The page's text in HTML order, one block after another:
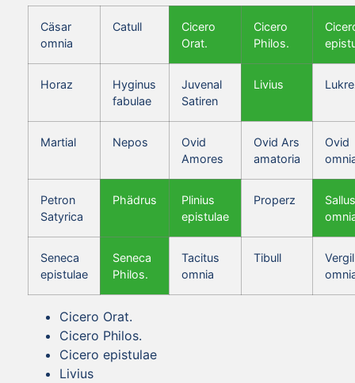
Cäsar
omnia
Catull
Cicero
Orat.
Cicero
Philos.
Horaz
Hyginus
fabulae
Juvenal
Satiren
Livius
Martial Nepos
Ovid
Amores
Ovid Ars
amatoria
Ovid
Petron
Satyrica
Phädrus
Plinius
epistulae
Properz
Seneca
epistulae
Seneca
Philos.
Tacitus
omnia
Tibull
Vergil
Cicero Orat.
Cicero Philos.
Cicero epistulae
Livius